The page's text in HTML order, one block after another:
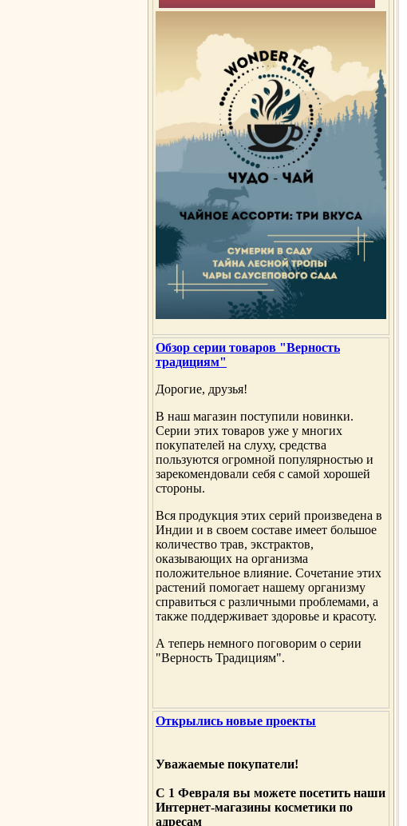
Обзор серии товаров "Верность
традициям"
Дорогие, друзья!
В наш магазин поступили новинки.
Серии этих товаров уже у многих
покупателей на слуху, средства
пользуются огромной популярностью и
зарекомендовали себя с самой хорошей
стороны.
Вся продукция этих серий произведена в
Индии и в своем составе имеет большое
количество трав, экстрактов,
оказывающих на организма
положительное влияние. Сочетание этих
растений помогает нашему организму
справиться с различными проблемами, а
также поддерживает здоровье и красоту.
А теперь немного поговорим о серии
"Верность Традициям".
Открылись новые проекты
Уважаемые покупатели!
С 1 Февраля вы можете посетить наши
Интернет-магазины косметики по
адресам